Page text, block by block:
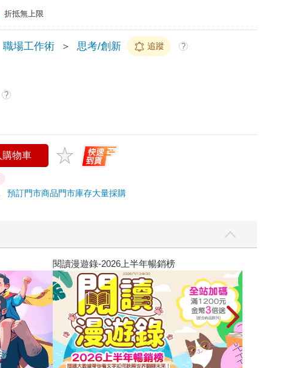
折抵無上限
職場工作術 ＞ 思考/創新 追蹤 ?
?
購物車
1預訂門市商品門市庫存大量採購